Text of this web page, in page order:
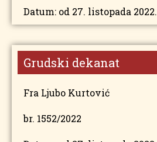
Datum: od 27. listopada 2022.
Grudski dekanat
Fra Ljubo Kurtović
br. 1552/2022